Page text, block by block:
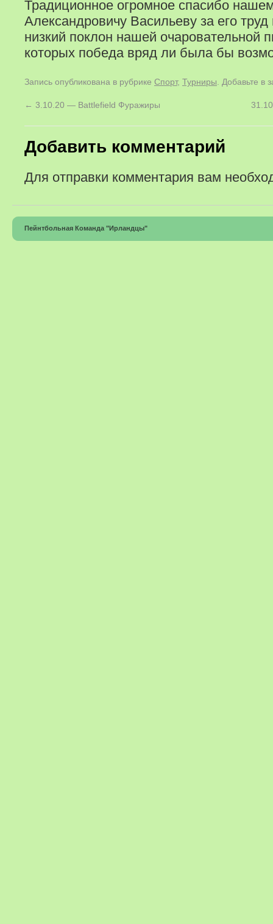
Традиционное огромное спасибо
Александровичу Васильеву за его
низкий поклон нашей очаровательной
которых победа вряд ли была бы
Запись опубликована в рубрике Спорт, Турниры . Добавьте в
← 3.10.20 — Battlefield Фуражиры
Добавить комментарий
Для отправки комментария вам
Пейнтбольная Команда "Ирландцы"